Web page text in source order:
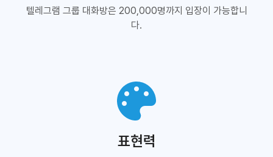
텔레그램 그룹 대화방은 200,000명까지 입장이 가능합니
다.
표현력